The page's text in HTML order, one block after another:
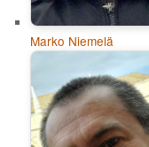
Marko Niemelä